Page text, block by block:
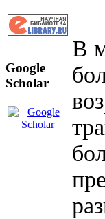
Google
Scholar
В